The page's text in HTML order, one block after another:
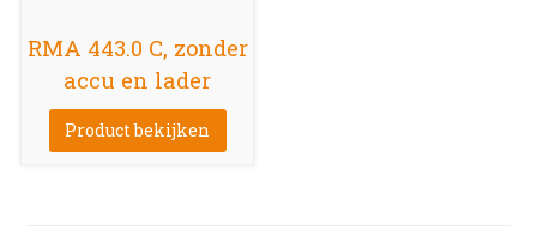
RMA 443.0 C, zonder
accu en lader
Product bekijken